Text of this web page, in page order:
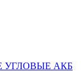
АКБ